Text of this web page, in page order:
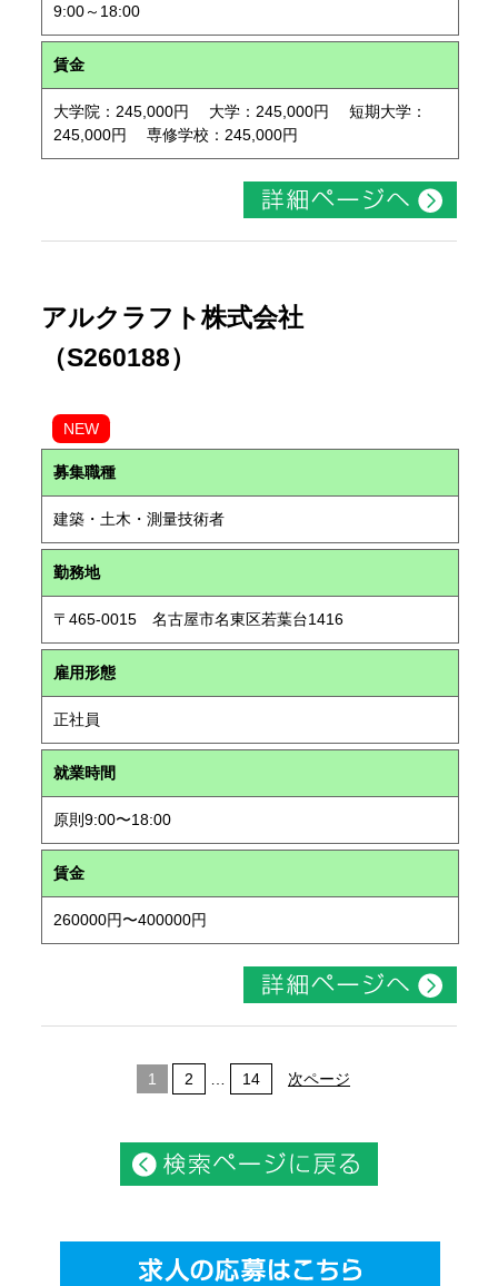
9:00～18:00
賃金
大学院：245,000円 大学：245,000円 短期大学：
245,000円 専修学校：245,000円
アルクラフト株式会社
（S260188）
NEW
募集職種
建築・土木・測量技術者
勤務地
〒465-0015 名古屋市名東区若葉台1416
雇用形態
正社員
就業時間
原則9:00〜18:00
賃金
260000円〜400000円
1 2 14 次ページ